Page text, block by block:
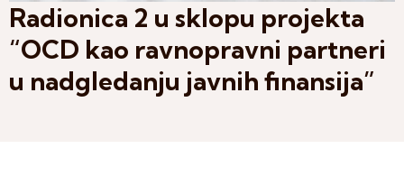
Radionica 2 u sklopu projekta
“OCD kao ravnopravni partneri
u nadgledanju javnih finansija”